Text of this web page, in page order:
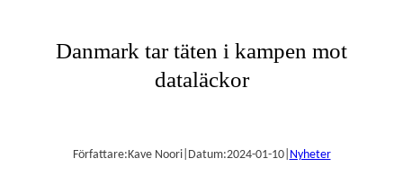
Danmark tar täten i kampen mot
dataläckor
Författare:Kave Noori| Datum:2024-01-10| Nyheter